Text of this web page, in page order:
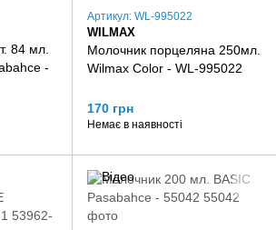
84 мл.
-
Артикул: WL-995022
WILMAX
Молочник порцеляна 250мл.
Wilmax Color - WL-995022
170 грн
Немає в наявності